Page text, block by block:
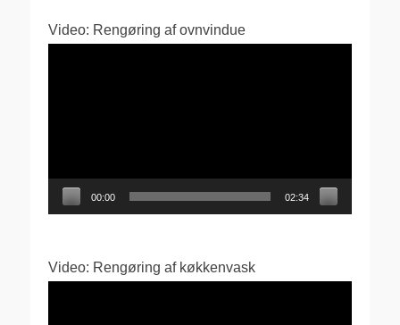
Video: Rengøring af ovnvindue
00:00 02:34
Video: Rengøring af køkkenvask